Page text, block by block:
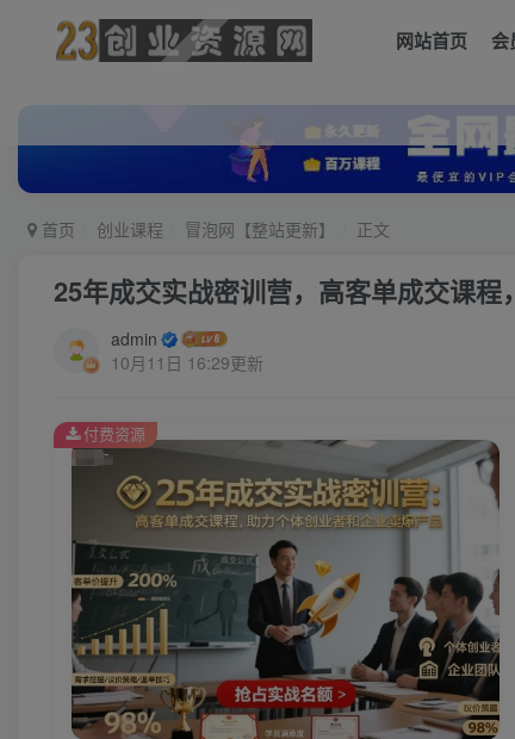
网站首页 会
首页 创业课程 冒泡网【整站更新】 正文
25年成交实战密训营，高客单成交课
admin
10月11日 16:29更新
付费资源